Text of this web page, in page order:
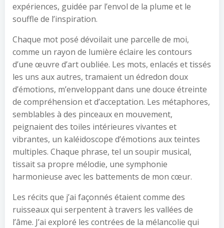
expériences, guidée par l’envol de la plume et le
souffle de l’inspiration.
Chaque mot posé dévoilait une parcelle de moi,
comme un rayon de lumière éclaire les contours
d’une œuvre d’art oubliée. Les mots, enlacés et tissés
les uns aux autres, tramaient un édredon doux
d’émotions, m’enveloppant dans une douce étreinte
de compréhension et d’acceptation. Les métaphores,
semblables à des pinceaux en mouvement,
peignaient des toiles intérieures vivantes et
vibrantes, un kaléidoscope d’émotions aux teintes
multiples. Chaque phrase, tel un soupir musical,
tissait sa propre mélodie, une symphonie
harmonieuse avec les battements de mon cœur.
Les récits que j’ai façonnés étaient comme des
ruisseaux qui serpentent à travers les vallées de
l’âme. J’ai exploré les contrées de la mélancolie qui